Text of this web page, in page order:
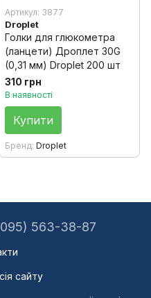
Артикул: 3877
Droplet
Голки для глюкометра
(ланцети) Дроплет 30G
(0,31 мм) Droplet 200 шт
310 грн
В наявності
Купити
Бренд Droplet
563-38-87
сайту